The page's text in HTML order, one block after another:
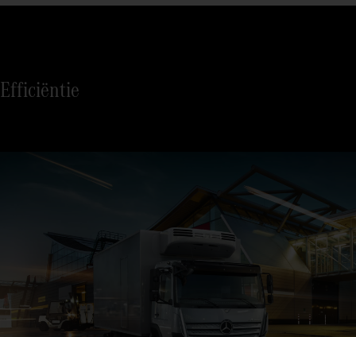
Met zijn robuuste en beproefde bestanddelen biedt de Atego
techniek waarop u kunt vertrouwen – of het nu gaat om smalle
doorgangen, achterterreinen of stop‑and‑go-verkeer in de stad.
Met de Atego kunt u uw voertuigbezetting en -gebruik verhogen
en langer op de weg blijven. Zijn brandstofverbruik is laag – de
totale kosten zijn dat ook.
Efficiëntie